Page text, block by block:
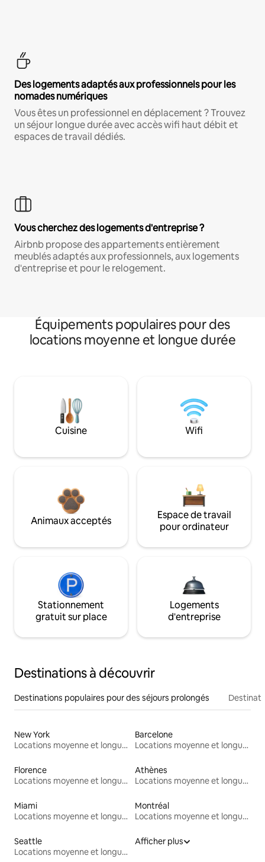
Des logements adaptés aux professionnels pour les
nomades numériques
Vous êtes un professionnel en déplacement ? Trouvez
un séjour longue durée avec accès wifi haut débit et
espaces de travail dédiés.
Vous cherchez des logements d'entreprise ?
Airbnb propose des appartements entièrement
meublés adaptés aux professionnels, aux logements
d'entreprise et pour le relogement.
Équipements populaires pour des
locations moyenne et longue durée
Cuisine Wifi
Animaux acceptés
Espace de travail
pour ordinateur
Stationnement
gratuit sur place
Logements
d'entreprise
Destinations à découvrir
Destinations populaires pour des séjours prolongés
New York
Locations moyenne et longue durée
Barcelone
Locations moyenne et longue durée
Florence
Locations moyenne et longue durée
Athènes
Locations moyenne et longue durée
Miami
Locations moyenne et longue durée
Montréal
Locations moyenne et longue durée
Seattle
Locations moyenne et longue durée
Afficher plus